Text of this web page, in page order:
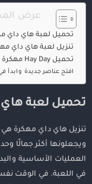
عرض
تحميل لعبة هاي داي
تنزيل لعبة هاي داي
تحميل Hay Day مهكرة وكاملة
افتح عناصر جديدة وابدأ
تحميل لعبة
تنزيل هاي داي مهكرة هي
ويجعلونها أكثر جمالًا
العمليات الأساسية
في اللعبة. في الوقت